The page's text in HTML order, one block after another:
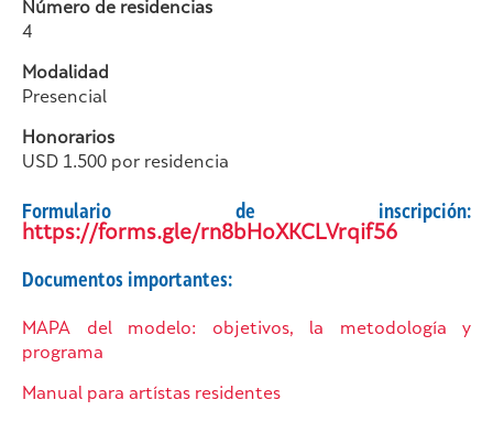
Número de residencias
4
Modalidad
Presencial
Honorarios
USD 1.500 por residencia
Formulario de inscripción:
https://forms.gle/rn8bHoXKCLVrqif56
Documentos importantes:
MAPA del modelo: objetivos, la metodología y
programa
Manual para artístas residentes